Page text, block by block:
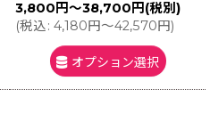
3,800 円～38,700 円 (税別)
(税込: 4,180円～42,570円)
オプション選択